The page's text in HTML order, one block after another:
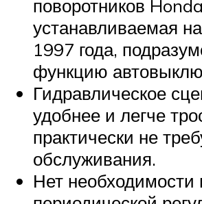
поворотников
устанавливаемая
1997 года,
функцию
Гидравлическое
удобнее и легче
практически не
обслуживания.
Нет необходимости